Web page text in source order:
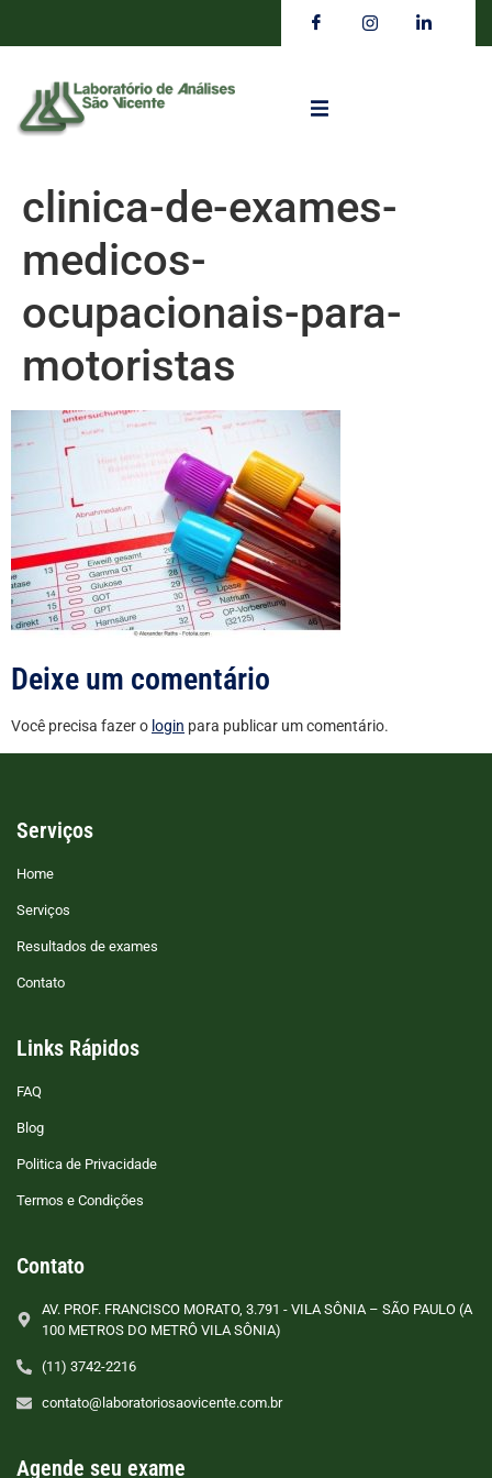
clinica-de-exames-
medicos-
ocupacionais-para-
motoristas
Deixe um comentário
Você precisa fazer o login para publicar um comentário.
Serviços
Home
Serviços
Resultados de exames
Contato
Links Rápidos
FAQ
Blog
Politica de Privacidade
Termos e Condições
Contato
AV. PROF. FRANCISCO MORATO, 3.791 - VILA SÔNIA – SÃO PAULO (A
100 METROS DO METRÔ VILA SÔNIA)
(11) 3742-2216
contato@laboratoriosaovicente.com.br
Agende seu exame